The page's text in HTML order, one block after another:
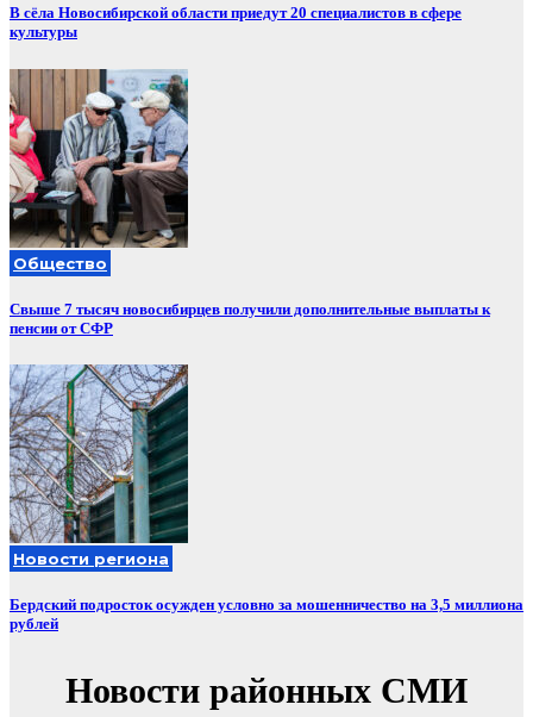
В сёла Новосибирской области приедут 20 специалистов в сфере
культуры
Общество
Свыше 7 тысяч новосибирцев получили дополнительные выплаты к
пенсии от СФР
Новости региона
Бердский подросток осужден условно за мошенничество на 3,5 миллиона
рублей